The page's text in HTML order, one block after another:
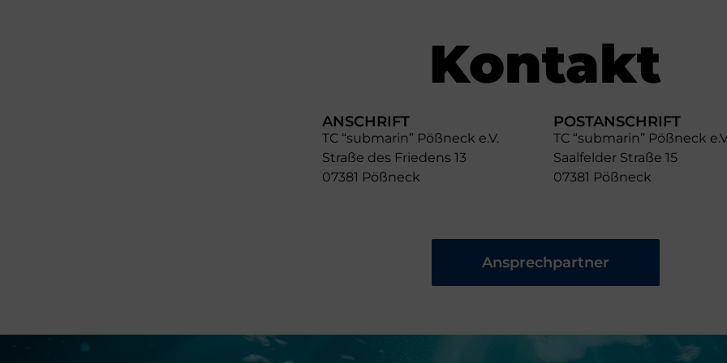
Kontakt
ANSCHRIFT
TC “submarin” Pößneck e.V.
Straße des Friedens 13
07381 Pößneck
POSTANSCHRIFT
TC “submarin” Pößneck
Saalfelder Straße 15
07381 Pößneck
Ansprechpartner